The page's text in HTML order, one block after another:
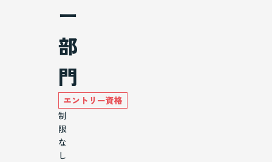
ー
部
門
エントリー資格
制
限
な
し